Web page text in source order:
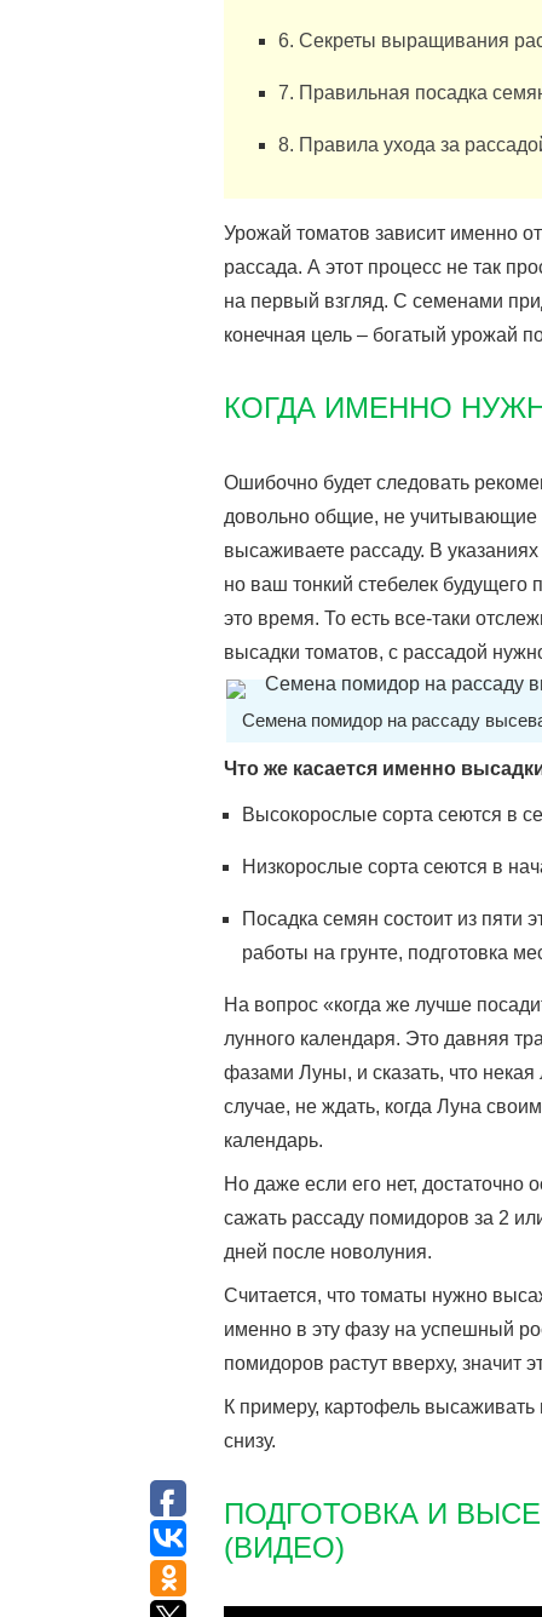
6. Секреты выращивания
7. Правильная посадка
8. Правила ухода за
Урожай томатов зависит именно
рассада. А этот процесс не так
на первый взгляд. С семенами
конечная цель – богатый урожай
КОГДА ИМЕННО
Ошибочно будет следовать
довольно общие, не учитывающие
высаживаете рассаду. В
но ваш тонкий стебелек будущего
это время. То есть все-таки
высадки томатов, с рассадой
Семена помидор на рассаду
Что же касается именно
Высокорослые сорта сеются в
Низкорослые сорта сеются в
Посадка семян состоит из пяти
работы на грунте, подготовка
На вопрос «когда же лучше
лунного календаря. Это давняя
фазами Луны, и сказать, что
случае, не ждать, когда Луна
календарь.
Но даже если его нет,
сажать рассаду помидоров за 2
дней после новолуния.
Считается, что томаты нужно
именно в эту фазу на успешный
помидоров растут вверху, значит
К примеру, картофель высаживать
снизу.
ПОДГОТОВКА И
(ВИДЕО)